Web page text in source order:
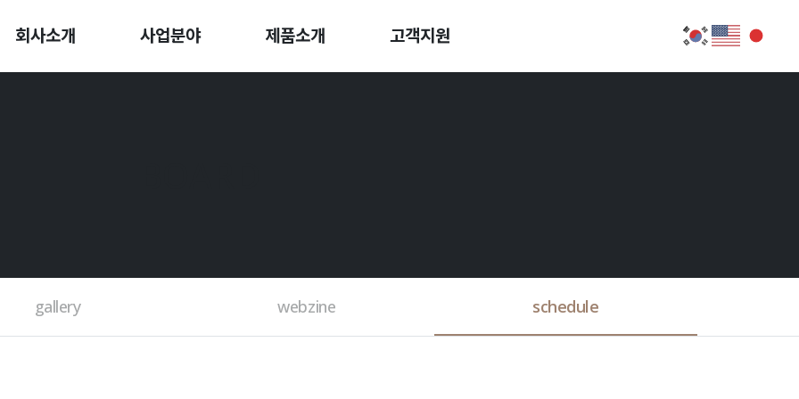
회사소개 사업분야 제품소개 고객지원
gallery webzine schedule